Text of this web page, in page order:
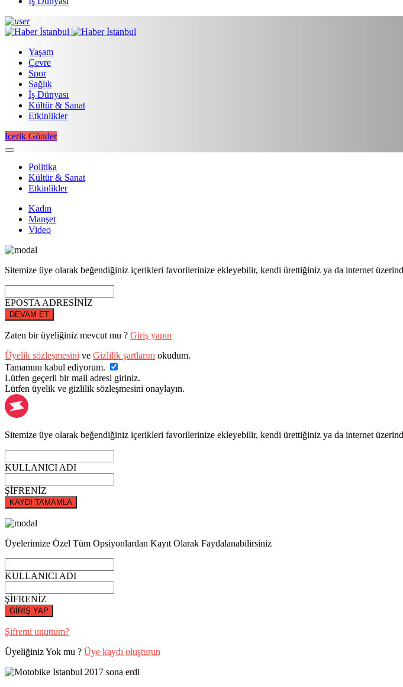
Yaşam
Çevre
Spor
Sağlık
İş Dünyası
Kültür & Sanat
Etkinlikler
İçerik Gönder
Politika
Kültür & Sanat
Etkinlikler
Kadın
Manşet
Video
Sitemize üye olarak beğendiğiniz içerikleri favorilerinize ekleyebilir, kendi ürettiğiniz ya da internet
EPOSTA ADRESİNİZ
DEVAM ET
Zaten bir üyeliğiniz mevcut mu ? Giriş yapın
Üyelik sözleşmesini ve Gizlilik şartlarını okudum.
Tamamını kabul ediyorum.
Lütfen geçerli bir mail adresi giriniz.
Lütfen üyelik ve gizlilik sözleşmesini onaylayın.
Sitemize üye olarak beğendiğiniz içerikleri favorilerinize ekleyebilir, kendi ürettiğiniz ya da internet
KULLANICI ADI
ŞİFRENİZ
KAYDI TAMAMLA
Üyelerimize Özel Tüm Opsiyonlardan Kayıt Olarak Faydalanabilirsiniz
KULLANICI ADI
ŞİFRENİZ
GİRİŞ YAP
Şifremi unuttum?
Üyeliğiniz Yok mu ? Üye kaydı oluşturun